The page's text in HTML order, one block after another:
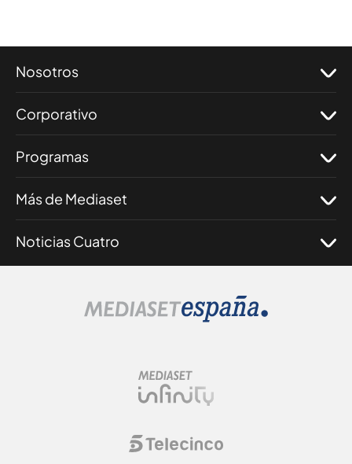
Nosotros
Corporativo
Programas
Más de Mediaset
Noticias Cuatro